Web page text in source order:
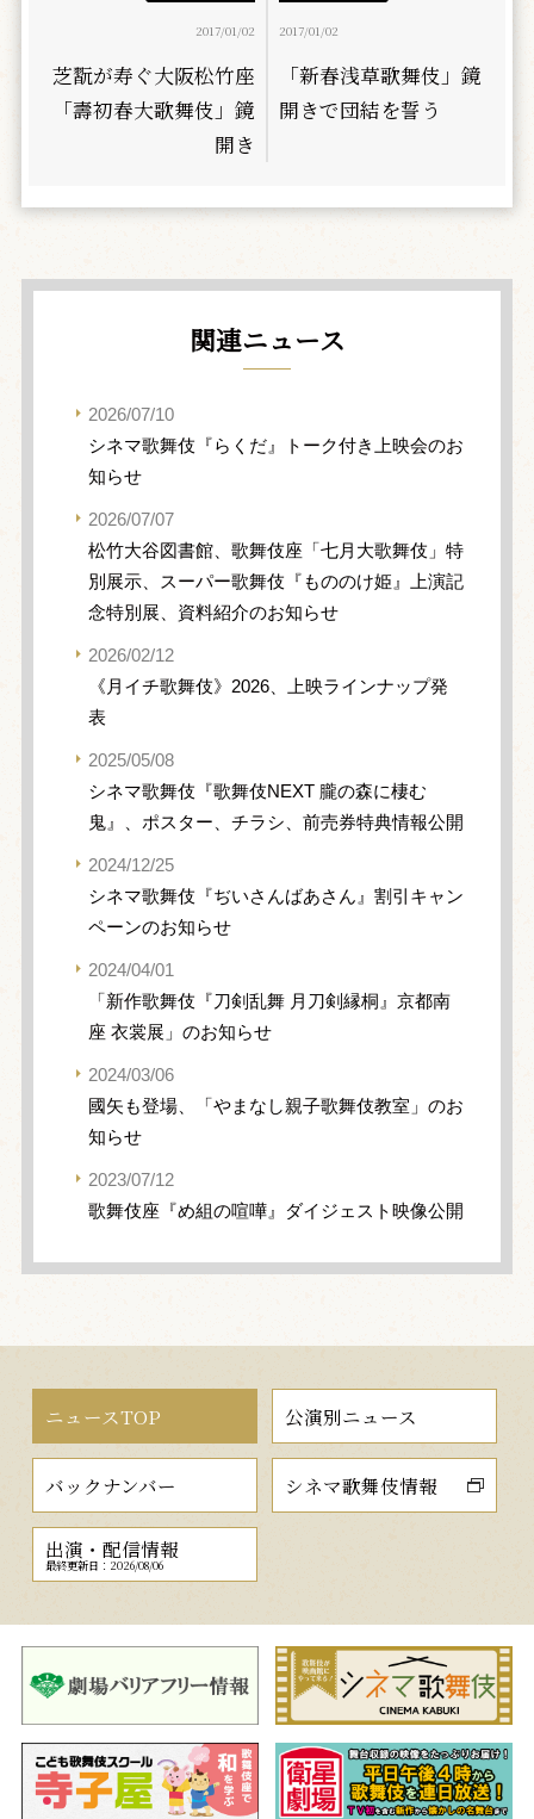
2017/01/02
芝翫が寿ぐ大阪松竹座
「壽初春大歌舞伎」鏡
開き
2017/01/02
「新春浅草歌舞伎」鏡
開きで団結を誓う
関連ニュース
2026/07/10
シネマ歌舞伎『らくだ』トーク付き上映会のお
知らせ
2026/07/07
松竹大谷図書館、歌舞伎座「七月大歌舞伎」特
別展示、スーパー歌舞伎『もののけ姫』上演記
念特別展、資料紹介のお知らせ
2026/02/12
《月イチ歌舞伎》2026、上映ラインナップ発
表
2025/05/08
シネマ歌舞伎『歌舞伎NEXT 朧の森に棲む
鬼』、ポスター、チラシ、前売券特典情報公開
2024/12/25
シネマ歌舞伎『ぢいさんばあさん』割引キャン
ペーンのお知らせ
2024/04/01
「新作歌舞伎『刀剣乱舞 月刀剣縁桐』京都南
座 衣裳展」のお知らせ
2024/03/06
國矢も登場、「やまなし親子歌舞伎教室」のお
知らせ
2023/07/12
歌舞伎座『め組の喧嘩』ダイジェスト映像公開
ニュースTOP 公演別ニュース
バックナンバー シネマ歌舞伎情報
出演・配信情報
最終更新日：2026/08/06